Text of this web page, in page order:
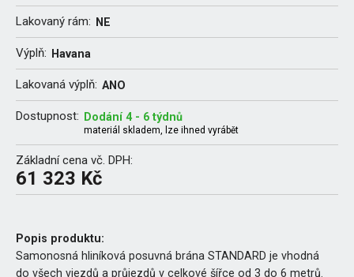
Lakovaný rám: NE
Výplň: Havana
Lakovaná výplň: ANO
Dostupnost: Dodání 4 - 6 týdnů
materiál skladem, lze ihned vyrábět
Základní cena vč. DPH:
61 323 Kč
Popis produktu:
Samonosná hliníková posuvná brána STANDARD je vhodná
do všech vjezdů a průjezdů v celkové šířce od 3 do 6 metrů.